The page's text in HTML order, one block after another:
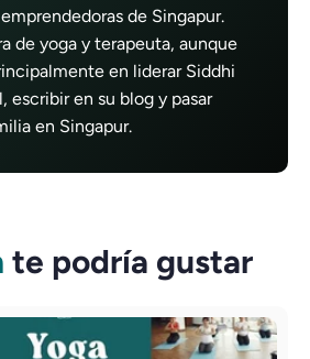
de Singapur.
de yoga y terapeuta, aunque
en liderar Siddhi
escribir en su blog y pasar
en Singapur.
te podría gustar